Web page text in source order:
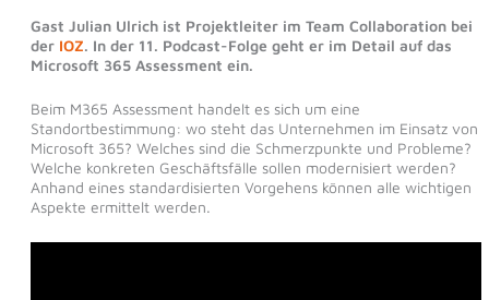
Gast Julian Ulrich ist Projektleiter im Team Collaboration bei
der IOZ. In der 11. Podcast-Folge geht er im Detail auf das
Microsoft 365 Assessment ein.
Beim M365 Assessment handelt es sich um eine
Standortbestimmung: wo steht das Unternehmen im Einsatz von
Microsoft 365? Welches sind die Schmerzpunkte und Probleme?
Welche konkreten Geschäftsfälle sollen modernisiert werden?
Anhand eines standardisierten Vorgehens können alle wichtigen
Aspekte ermittelt werden.